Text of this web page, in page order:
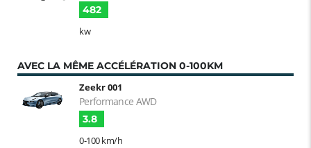
482
kw
AVEC LA MÊME ACCÉLÉRATION 0-100KM
Zeekr 001
Performance AWD
3.8
0-100 km/h